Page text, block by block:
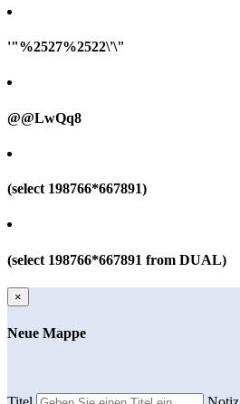
'"%2527%2522\'\"
@@LwQq8
(select 198766*667891)
(select 198766*667891 from DUAL)
×
Neue Mappe